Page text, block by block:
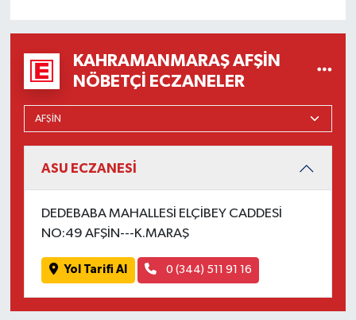
KAHRAMANMARAŞ AFŞIN
NÖBETÇI ECZANELER
ASU ECZANESİ
DEDEBABA MAHALLESİ ELÇİBEY CADDESİ
NO:49 AFŞİN---K.MARAŞ
Yol Tarifi Al 0 (344) 511 91 16